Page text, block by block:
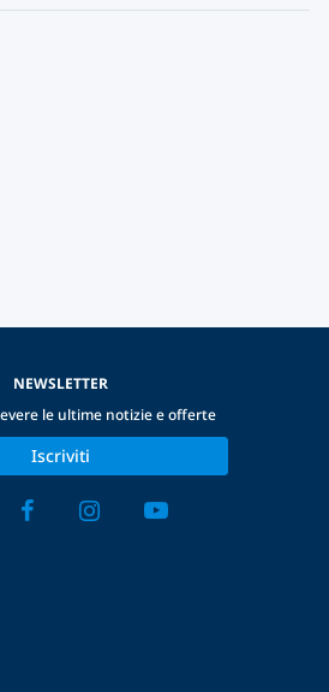
NEWSLETTER
le ultime notizie e offerte
Iscriviti